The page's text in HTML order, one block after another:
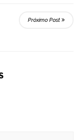
Próximo Post